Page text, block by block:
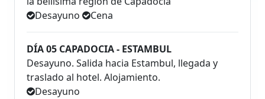
Desayuno
Cena
DÍA 05 CAPADOCIA - ESTAMBUL
Desayuno. Salida hacia Estambul, llegada y
traslado al hotel. Alojamiento.
Desayuno